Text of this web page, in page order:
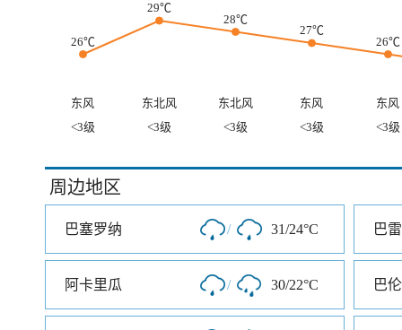
26℃
29℃
28℃
27℃
26℃
东风 东北风 东北风 东风
东风
<3级
<3级 <3级 <3级 <3级
周边地区
巴塞罗纳 / 31/24°C 巴
阿卡里瓜 / 30/22°C 巴